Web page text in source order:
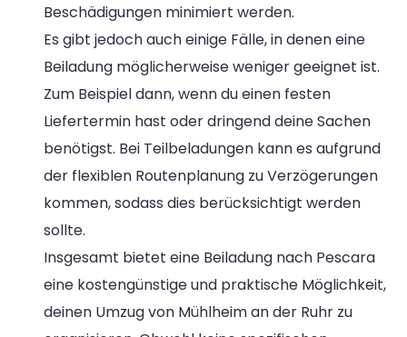
Beschädigungen minimiert werden.
Es gibt jedoch auch einige Fälle, in denen eine
Beiladung möglicherweise weniger geeignet ist.
Zum Beispiel dann, wenn du einen festen
Liefertermin hast oder dringend deine Sachen
benötigst. Bei Teilbeladungen kann es aufgrund
der flexiblen Routenplanung zu Verzögerungen
kommen, sodass dies berücksichtigt werden
sollte.
Insgesamt bietet eine Beiladung nach Pescara
eine kostengünstige und praktische Möglichkeit,
deinen Umzug von Mühlheim an der Ruhr zu